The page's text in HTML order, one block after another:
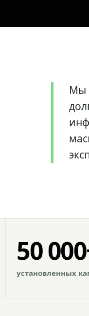
Мы
50
установленных